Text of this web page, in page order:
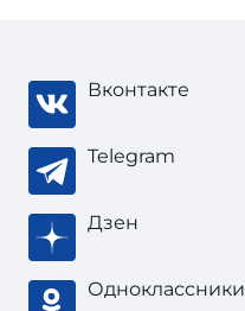
Вконтакте
Telegram
Дзен
Одноклассники